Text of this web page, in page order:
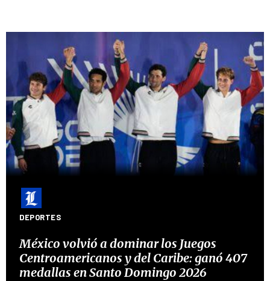
DEPORTES
México volvió a dominar los Juegos
Centroamericanos y del Caribe: ganó 407
medallas en Santo Domingo 2026